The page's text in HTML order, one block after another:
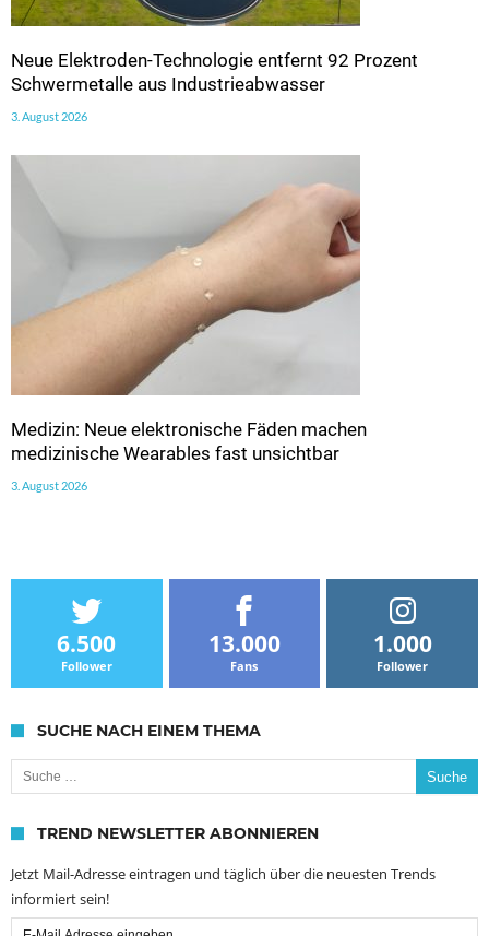
Neue Elektroden-Technologie entfernt 92 Prozent
Schwermetalle aus Industrieabwasser
3. August 2026
Medizin: Neue elektronische Fäden machen
medizinische Wearables fast unsichtbar
3. August 2026
6.500
Follower
13.000
Fans
1.000
Follower
SUCHE NACH EINEM THEMA
Suche nach:
TREND NEWSLETTER ABONNIEREN
Jetzt Mail-Adresse eintragen und täglich über die neuesten Trends
informiert sein!
Email